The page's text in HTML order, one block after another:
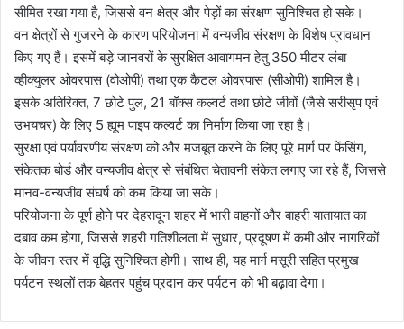
सीमित रखा गया है, जिससे वन क्षेत्र और पेड़ों का संरक्षण सुनिश्चित हो सके।
वन क्षेत्रों से गुजरने के कारण परियोजना में वन्यजीव संरक्षण के विशेष प्रावधान
किए गए हैं। इसमें बड़े जानवरों के सुरक्षित आवागमन हेतु 350 मीटर लंबा
व्हीक्युलर ओवरपास (वोओपी) तथा एक कैटल ओवरपास (सीओपी) शामिल है।
इसके अतिरिक्त, 7 छोटे पुल, 21 बॉक्स कल्वर्ट तथा छोटे जीवों (जैसे सरीसृप एवं
उभयचर) के लिए 5 ह्यूम पाइप कल्वर्ट का निर्माण किया जा रहा है।
सुरक्षा एवं पर्यावरणीय संरक्षण को और मजबूत करने के लिए पूरे मार्ग पर फेंसिंग,
संकेतक बोर्ड और वन्यजीव क्षेत्र से संबंधित चेतावनी संकेत लगाए जा रहे हैं, जिससे
मानव-वन्यजीव संघर्ष को कम किया जा सके।
परियोजना के पूर्ण होने पर देहरादून शहर में भारी वाहनों और बाहरी यातायात का
दबाव कम होगा, जिससे शहरी गतिशीलता में सुधार, प्रदूषण में कमी और नागरिकों
के जीवन स्तर में वृद्धि सुनिश्चित होगी। साथ ही, यह मार्ग मसूरी सहित प्रमुख
पर्यटन स्थलों तक बेहतर पहुंच प्रदान कर पर्यटन को भी बढ़ावा देगा।